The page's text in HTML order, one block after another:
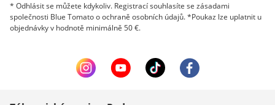
* Odhlásit se můžete kdykoliv. Registrací souhlasíte se zásadami
společnosti Blue Tomato o ochraně osobních údajů. *Poukaz lze uplatnit u
objednávky v hodnotě minimálně 50 €.